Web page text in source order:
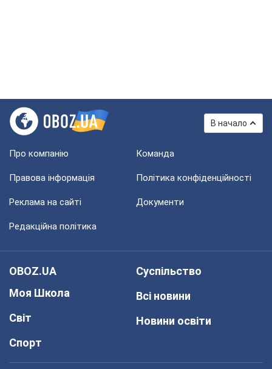
В начало
Про компанію Команда
Правова інформація Політика конфіденційності
Реклама на сайті Документи
Редакційна політика
OBOZ.UA
Моя Школа
Світ
Спорт
Суспільство
Всі новини
Новини освіти